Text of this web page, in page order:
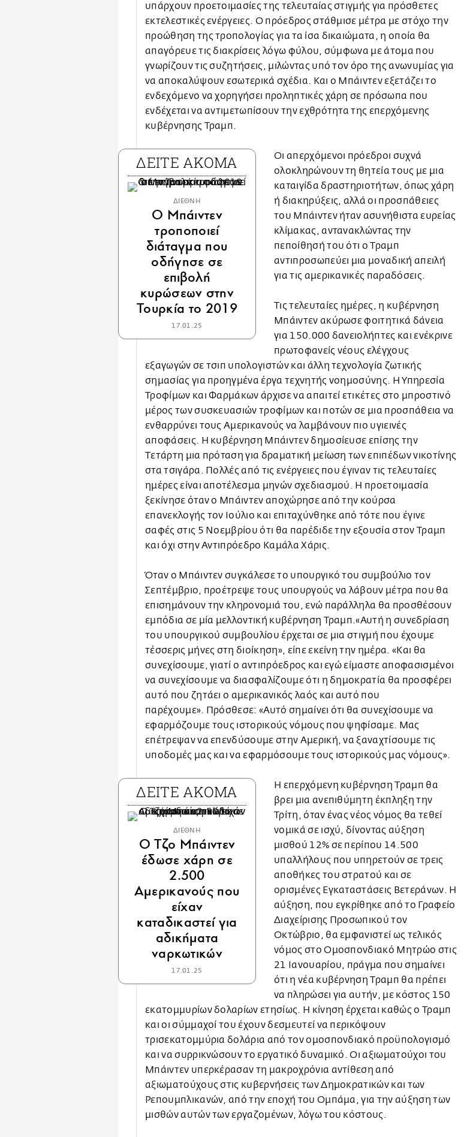
υπάρχουν προετοιμασίες της τελευταίας στιγμής για πρόσθετες
εκτελεστικές ενέργειες. Ο πρόεδρος στάθμισε μέτρα με στόχο την
προώθηση της τροπολογίας για τα ίσα δικαιώματα, η οποία θα
απαγόρευε τις διακρίσεις λόγω φύλου, σύμφωνα με άτομα που
γνωρίζουν τις συζητήσεις, μιλώντας υπό τον όρο της ανωνυμίας για
να αποκαλύψουν εσωτερικά σχέδια. Και ο Μπάιντεν εξετάζει το
ενδεχόμενο να χορηγήσει προληπτικές χάρη σε πρόσωπα που
ενδέχεται να αντιμετωπίσουν την εχθρότητα της επερχόμενης
κυβέρνησης Τραμπ.
ΔΕΙΤΕ ΑΚΟΜΑ
ΔΙΕΘΝΗ
Ο Μπάιντεν
τροποποιεί
διάταγμα που
οδήγησε σε
επιβολή
κυρώσεων στην
Τουρκία το 2019
17.01.25
Οι απερχόμενοι πρόεδροι συχνά
ολοκληρώνουν τη θητεία τους με μια
καταιγίδα δραστηριοτήτων, όπως χάρη
ή διακηρύξεις, αλλά οι προσπάθειες
του Μπάιντεν ήταν ασυνήθιστα ευρείας
κλίμακας, αντανακλώντας την
πεποίθησή του ότι ο Τραμπ
αντιπροσωπεύει μια μοναδική απειλή
για τις αμερικανικές παραδόσεις.
Τις τελευταίες ημέρες, η κυβέρνηση
Μπάιντεν ακύρωσε φοιτητικά δάνεια
για 150.000 δανειολήπτες και ενέκρινε
πρωτοφανείς νέους ελέγχους
εξαγωγών σε τσιπ υπολογιστών και άλλη τεχνολογία ζωτικής
σημασίας για προηγμένα έργα τεχνητής νοημοσύνης. Η Υπηρεσία
Τροφίμων και Φαρμάκων άρχισε να απαιτεί ετικέτες στο μπροστινό
μέρος των συσκευασιών τροφίμων και ποτών σε μια προσπάθεια να
ενθαρρύνει τους Αμερικανούς να λαμβάνουν πιο υγιεινές
αποφάσεις. Η κυβέρνηση Μπάιντεν δημοσίευσε επίσης την
Τετάρτη μια πρόταση για δραματική μείωση των επιπέδων νικοτίνης
στα τσιγάρα. Πολλές από τις ενέργειες που έγιναν τις τελευταίες
ημέρες είναι αποτέλεσμα μηνών σχεδιασμού. Η προετοιμασία
ξεκίνησε όταν ο Μπάιντεν αποχώρησε από την κούρσα
επανεκλογής τον Ιούλιο και επιταχύνθηκε από τότε που έγινε
σαφές στις 5 Νοεμβρίου ότι θα παρέδιδε την εξουσία στον Τραμπ
και όχι στην Αντιπρόεδρο Καμάλα Χάρις.
Όταν ο Μπάιντεν συγκάλεσε το υπουργικό του συμβούλιο τον
Σεπτέμβριο, προέτρεψε τους υπουργούς να λάβουν μέτρα που θα
επισημάνουν την κληρονομιά του, ενώ παράλληλα θα προσθέσουν
εμπόδια σε μία μελλοντική κυβέρνηση Τραμπ.«Αυτή η συνεδρίαση
του υπουργικού συμβουλίου έρχεται σε μια στιγμή που έχουμε
τέσσερις μήνες στη διοίκηση», είπε εκείνη την ημέρα. «Και θα
συνεχίσουμε, γιατί ο αντιπρόεδρος και εγώ είμαστε αποφασισμένοι
να συνεχίσουμε να διασφαλίζουμε ότι η δημοκρατία θα προσφέρει
αυτό που ζητάει ο αμερικανικός λαός και αυτό που
παρέχουμε». Πρόσθεσε: «Αυτό σημαίνει ότι θα συνεχίσουμε να
εφαρμόζουμε τους ιστορικούς νόμους που ψηφίσαμε. Μας
επέτρεψαν να επενδύσουμε στην Αμερική, να ξαναχτίσουμε τις
υποδομές μας και να εφαρμόσουμε τους ιστορικούς μας νόμους».
ΔΕΙΤΕ ΑΚΟΜΑ
ΔΙΕΘΝΗ
Ο Τζο Μπάιντεν
έδωσε χάρη σε
2.500
Αμερικανούς που
είχαν
καταδικαστεί για
αδικήματα
ναρκωτικών
17.01.25
Η επερχόμενη κυβέρνηση Τραμπ θα
βρει μια ανεπιθύμητη έκπληξη την
Τρίτη, όταν ένας νέος νόμος θα τεθεί
νομικά σε ισχύ, δίνοντας αύξηση
μισθού 12% σε περίπου 14.500
υπαλλήλους που υπηρετούν σε τρεις
αποθήκες του στρατού και σε
ορισμένες Εγκαταστάσεις Βετεράνων. Η
αύξηση, που εγκρίθηκε από το Γραφείο
Διαχείρισης Προσωπικού τον
Οκτώβριο, θα εμφανιστεί ως τελικός
νόμος στο Ομοσπονδιακό Μητρώο στις
21 Ιανουαρίου, πράγμα που σημαίνει
ότι η νέα κυβέρνηση Τραμπ θα πρέπει
να πληρώσει για αυτήν, με κόστος 150
εκατομμυρίων δολαρίων ετησίως. Η κίνηση έρχεται καθώς ο Τραμπ
και οι σύμμαχοί του έχουν δεσμευτεί να περικόψουν
τρισεκατομμύρια δολάρια από τον ομοσπονδιακό προϋπολογισμό
και να συρρικνώσουν το εργατικό δυναμικό. Οι αξιωματούχοι του
Μπάιντεν υπερκέρασαν τη μακροχρόνια αντίθεση από
αξιωματούχους στις κυβερνήσεις των Δημοκρατικών και των
Ρεπουμπλικανών, από την εποχή του Ομπάμα, για την αύξηση των
μισθών αυτών των εργαζομένων, λόγω του κόστους.